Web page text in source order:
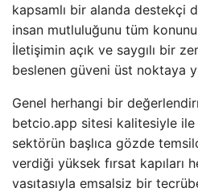
kapsamlı bir alanda destekçi
insan mutluluğunu tüm
İletişimin açık ve saygılı bir
beslenen güveni üst noktaya
Genel herhangi bir
betcio.app sitesi kalitesiyle
sektörün başlıca gözde
verdiği yüksek fırsat kapıları
vasıtasıyla emsalsiz bir